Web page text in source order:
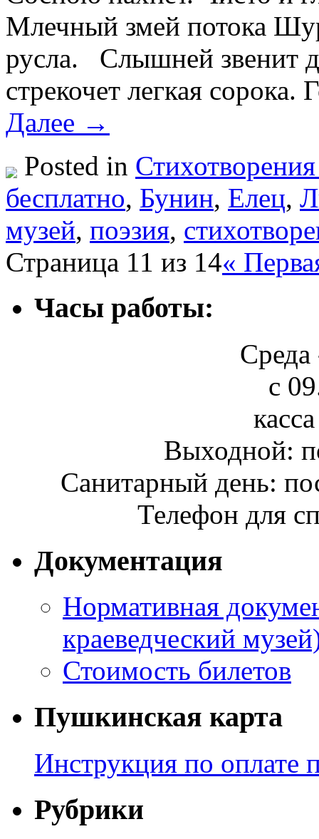
Млечный змей потока
русла. Слышней звенит
стрекочет легкая
Далее →
Posted in
бесплатно, Бунин, Елец,
музей, поэзия,
Страница 11 из 14«
Часы работы:
Среда
с
Выходной:
Санитарный день:
Телефон для
Документация
Нормативная
краеведческий
Стоимость билетов
Пушкинская карта
Инструкция по оплате
Рубрики